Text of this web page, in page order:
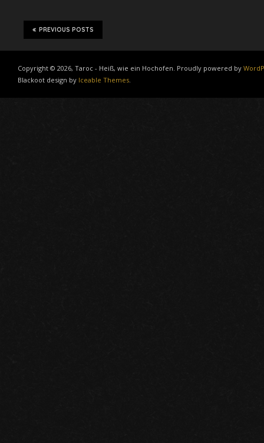
PREVIOUS POSTS
Copyright © 2026, Taroc - Heiß, wie ein Hochofen. Proudly powered by
Blackoot design by Iceable Themes.